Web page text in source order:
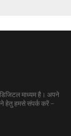
माध्यम है। अपने
हेतु हमसे संपर्क करें -